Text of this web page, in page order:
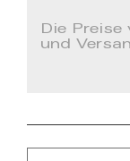
Die
und